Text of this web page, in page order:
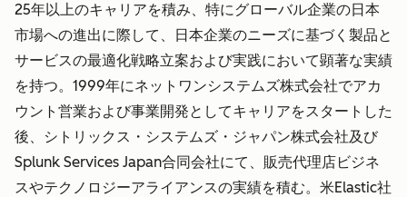
25年以上のキャリアを積み、特にグローバル企業の日本
市場への進出に際して、日本企業のニーズに基づく製品と
サービスの最適化戦略立案および実践において顕著な実績
を持つ。1999年にネットワンシステムズ株式会社でアカ
ウント営業および事業開発としてキャリアをスタートした
後、シトリックス・システムズ・ジャパン株式会社及び
Splunk Services Japan合同会社にて、販売代理店ビジネ
スやテクノロジーアライアンスの実績を積む。米Elastic社